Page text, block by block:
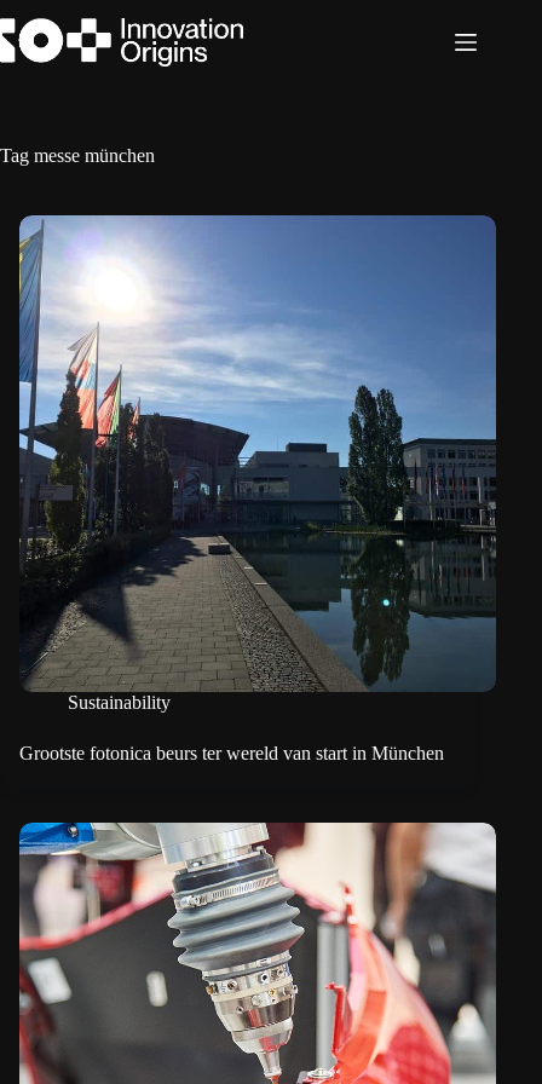
naar
de
Tag messe münchen
Sustainability
Grootste fotonica beurs ter wereld van start in München